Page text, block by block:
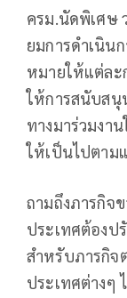
ครม.นัดพิเศษ
ยมการดำเนิน
หมายให้แต่ละ
ให้การสนับสนุ
ทางมาร่วมงา
ให้เป็นไปตาม
ถามถึงภารกิจ
ประเทศต้องป
สำหรับภารกิจ
ประเทศต่างๆ